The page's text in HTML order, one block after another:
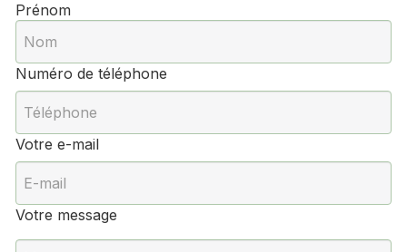
Prénom
Numéro de téléphone
Votre e-mail
Votre message